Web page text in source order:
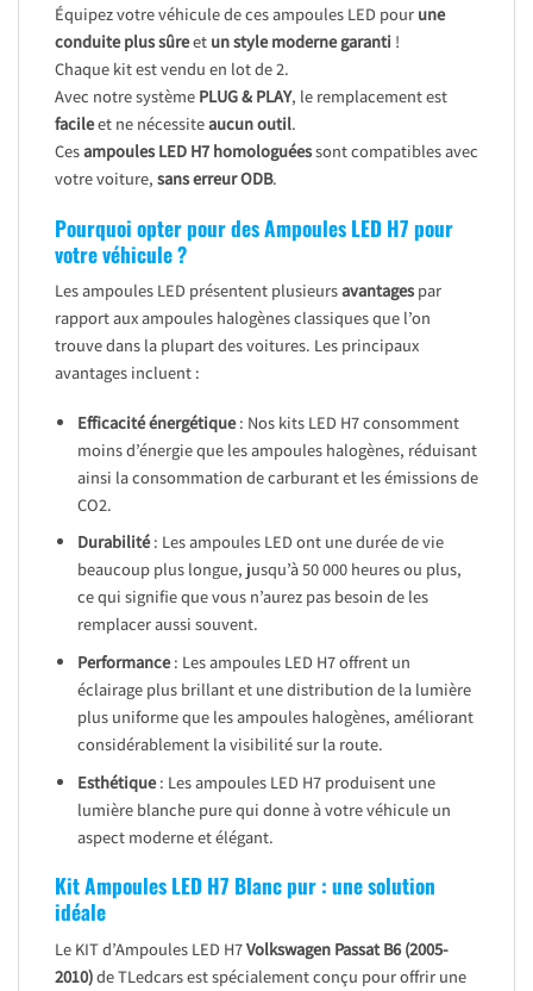
Équipez votre véhicule de ces ampoules LED pour une
conduite plus sûreet un style moderne garanti !
Chaque kit est vendu en lot de 2.
Avec notre système PLUG & PLAY, le remplacement est
facileet ne nécessiteaucun outil.
Cesampoules LED H7 homologuéessont compatibles avec
votre voiture, sans erreur ODB.
Pourquoi opter pour des Ampoules LED H7 pour
votre véhicule ?
Les ampoules LED présentent plusieursavantagespar
rapport aux ampoules halogènes classiques que l’on
trouve dans la plupart des voitures. Les principaux
avantages incluent :
Efficacité énergétique: Nos kits LED H7 consomment
moins d’énergie que les ampoules halogènes, réduisant
ainsi la consommation de carburant et les émissions de
CO2.
Durabilité: Les ampoules LED ont une durée de vie
beaucoup plus longue, jusqu’à 50 000 heures ou plus,
ce qui signifie que vous n’aurez pas besoin de les
remplacer aussi souvent.
Performance: Les ampoules LED H7 offrent un
éclairage plus brillant et une distribution de la lumière
plus uniforme que les ampoules halogènes, améliorant
considérablement la visibilité sur la route.
Esthétique: Les ampoules LED H7 produisent une
lumière blanche pure qui donne à votre véhicule un
aspect moderne et élégant.
Kit Ampoules LED H7 Blanc pur : une solution
idéale
Le KIT d’Ampoules LED H7Volkswagen Passat B6 (2005-
2010)de TLedcars est spécialement conçu pour offrir une